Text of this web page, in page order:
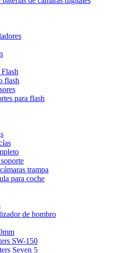
flash
para flash
trampa
para coche
de hombro
SW-150
Seven 5